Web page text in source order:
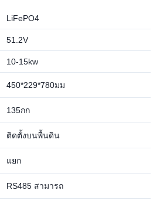
LiFePO4
51.2V
10-15kw
450*229*780มม
135กก
ติดตั้งบนพื้นดิน
แยก
RS485 สามารถ